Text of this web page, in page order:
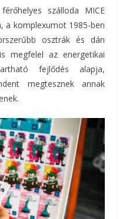
szálloda MICE
a komplexumot 1985-ben
osztrák és dán
megfelel az energetikai
fejlődés alapja,
megtesznek annak